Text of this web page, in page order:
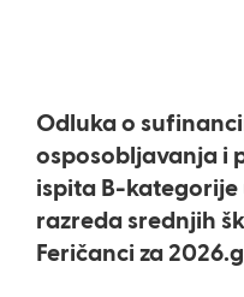
Odluka o
osposobljavanja i
ispita B-kategorije
razreda srednjih
Feričanci za 2026.g